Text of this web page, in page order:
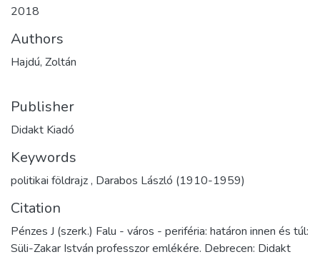
2018
Authors
Hajdú, Zoltán
Publisher
Didakt Kiadó
Keywords
politikai földrajz, Darabos László (1910-1959)
Citation
Pénzes J (szerk.) Falu - város - periféria: határon innen és túl:
Süli-Zakar István professzor emlékére. Debrecen: Didakt